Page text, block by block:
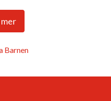
mer
är en av världens största
verksamhet i över 120